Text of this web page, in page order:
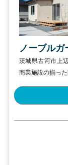
ノーブルガ
茨城県古河市上
商業施設の揃っ